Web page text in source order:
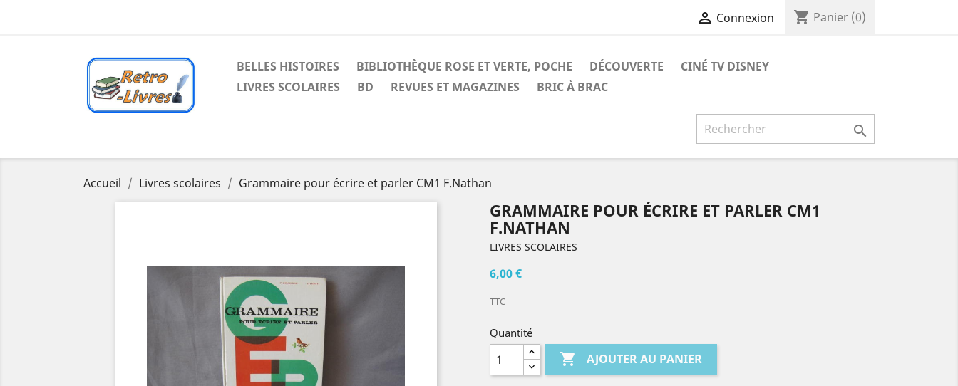
 Connexion shopping_cart Panier (0)
BELLES HISTOIRES BIBLIOTHÈQUE ROSE ET VERTE, POCHE DÉCOUVERTE
CINÉ TV DISNEY
LIVRES SCOLAIRES
BD REVUES ET MAGAZINES BRIC À BRAC

Accueil Livres scolaires Grammaire pour écrire et parler CM1 F.Nathan
GRAMMAIRE POUR ÉCRIRE ET PARLER CM1
F.NATHAN
LIVRES SCOLAIRES
6,00 €
TTC
Quantité
 AJOUTER AU PANIER